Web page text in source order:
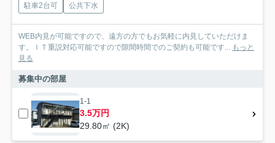
駐車2台可 公共下水
WEB内見が可能ですので、遠方の方でもお気軽に内見していただけま
す。ＩＴ重説対応可能ですので隙間時間でのご契約も可能です...
もっと
見る
募集中の部屋
1-1
3.5万円
29.80㎡ (2K)